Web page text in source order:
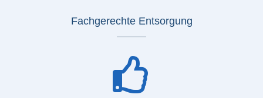
Fachgerechte Entsorgung